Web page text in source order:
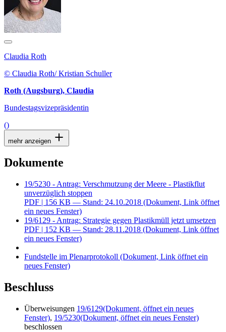
Claudia Roth
© Claudia Roth/ Kristian Schuller
Roth (Augsburg), Claudia
Bundestagsvizepräsidentin
()
mehr anzeigen
Dokumente
19/5230 - Antrag: Verschmutzung der Meere - Plastikflut
unverzüglich stoppen
PDF | 156 KB — Stand: 24.10.2018 (Dokument, Link öffnet
ein neues Fenster)
19/6129 - Antrag: Strategie gegen Plastikmüll jetzt umsetzen
PDF | 152 KB — Stand: 28.11.2018 (Dokument, Link öffnet
ein neues Fenster)
Fundstelle im Plenarprotokoll (Dokument, Link öffnet ein
neues Fenster)
Beschluss
Überweisungen 19/6129(Dokument, öffnet ein neues
Fenster), 19/5230(Dokument, öffnet ein neues Fenster)
beschlossen